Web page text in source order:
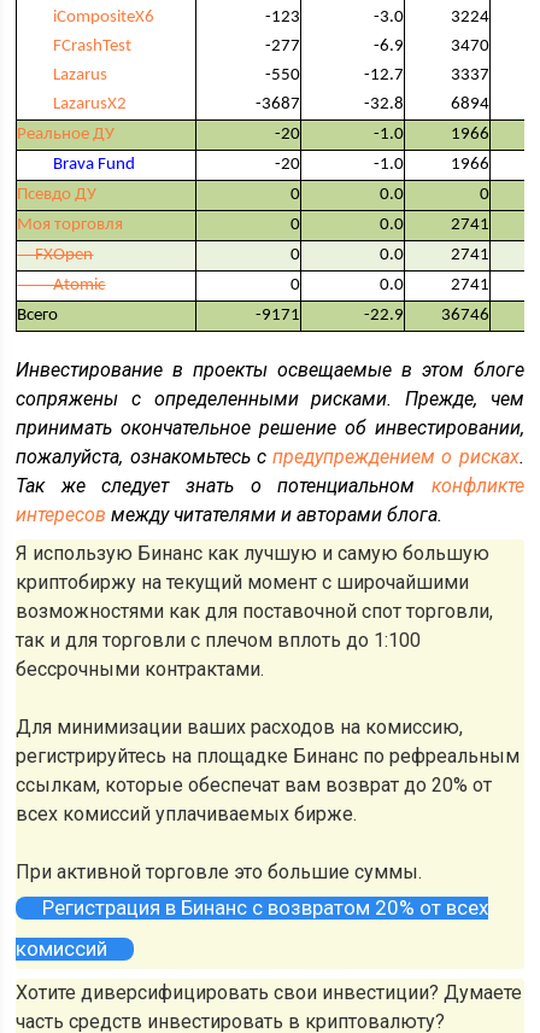
iCompositeX6
-123 -3.0
3224
FCrashTest
-277 -6.9
3470
Lazarus
-550 -12.7
3337
LazarusX2
-3687 -32.8
6894
Реальное ДУ
-20 -1.0
1966
Brava Fund
-20 -1.0
1966
Псевдо ДУ
0 0.0
0
Моя торговля
0 0.0
2741
FXOpen
0 0.0
2741
Atomic
0 0.0
2741
Всего
-9171 -22.9 36746
Инвестирование в проекты освещаемые в этом блоге
сопряжены с определенными рисками. Прежде, чем
принимать окончательное решение об инвестировании,
пожалуйста, ознакомьтесь спредупреждением о рисках.
Так же следует знать о потенциальном конфликте
интересов между читателями и авторами блога.
Я использую Бинанс как лучшую и самую большую
криптобиржу на текущий момент с широчайшими
возможностями как для поставочной спот торговли,
так и для торговли с плечом вплоть до 1:100
бессрочными контрактами.
Для минимизации ваших расходов на комиссию,
регистрируйтесь на площадке Бинанс по рефреальным
ссылкам, которые обеспечат вам возврат до 20% от
всех комиссий уплачиваемых бирже.
При активной торговле это большие суммы.
Регистрация в Бинанс с возвратом 20% от всех
комиссий
Хотите диверсифицировать свои инвестиции? Думаете
часть средств инвестировать в криптовалюту?